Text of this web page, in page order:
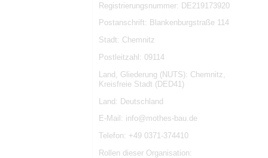
Registrierungsnummer: DE219173920
Postanschrift: Blankenburgstraße 114
Stadt: Chemnitz
Postleitzahl: 09114
Land, Gliederung (NUTS): Chemnitz,
Kreisfreie Stadt (DED41)
Land: Deutschland
E-Mail: info@mothes-bau.de
Telefon: +49 0371-374410
Rollen dieser Organisation: